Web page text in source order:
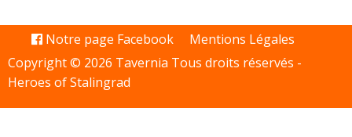
Notre page Facebook
Mentions Légales
Copyright © 2026 Tavernia Tous droits réservés -
Heroes of Stalingrad